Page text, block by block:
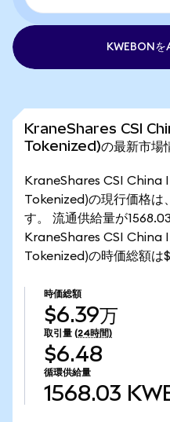
KWEBONを
KraneShares CSI
Tokenized)の最新市場
KraneShares CSI China
Tokenized)の現行価格は
す。 流通供給量が
KraneShares CSI China
Tokenized)の時価総額は
時価総額
$6.39万
取引量 (24時間)
$6.48
循環供給量
1568.03